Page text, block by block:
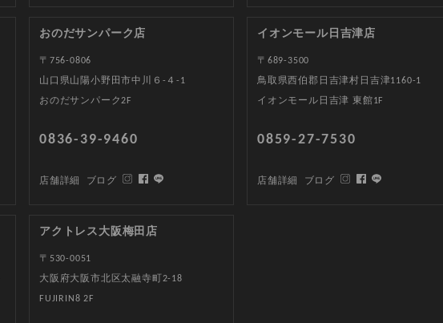
おのだサンパーク店
〒756-0806
山口県山陽小野田市中川６-４-1
おのだサンパーク2F
0836-39-9460
店舗詳細 ブログ
イオンモール日吉津店
〒689-3500
鳥取県西伯郡日吉津村日吉津1160-1
イオンモール日吉津 東館1F
0859-27-7530
店舗詳細 ブログ
アクトレス大阪梅田店
〒530-0051
大阪府大阪市北区太融寺町2-18
FUJIRIN8 2F